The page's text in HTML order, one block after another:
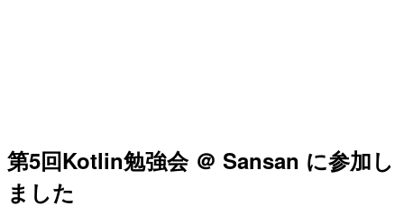
第5回Kotlin勉強会 ＠ Sansan に参加し
ました